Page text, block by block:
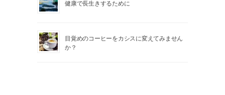
健康で長生きするために
目覚めのコーヒーをカシスに変えてみません
か？